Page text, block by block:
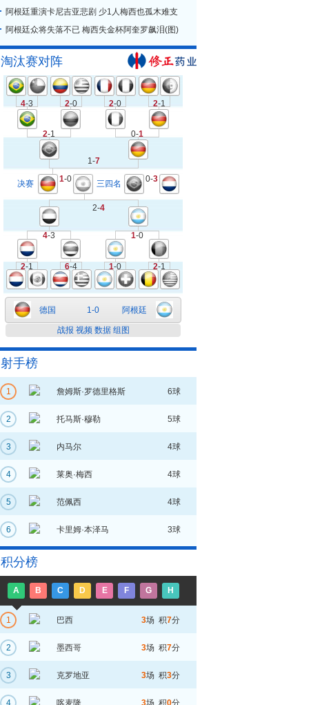
阿根廷重演卡尼吉亚悲剧 少1人梅西也孤木难支
阿根廷众将失落不已 梅西失金杯阿奎罗飙泪(图)
淘汰赛对阵
4-3 2-0 2-0 2-1
2-1 0-1
1-7
2-4
4-3 1-0
2-1 6-4 1-0 2-1
1-0 0-3
决赛 三四名
德国 1-0 阿根廷
战报 视频 数据 组图
射手榜
1 詹姆斯·罗德里格斯 6球
2 托马斯·穆勒 5球
3 内马尔 4球
4 莱奥·梅西 4球
5 范佩西 4球
6 卡里姆·本泽马 3球
积分榜
A B C D E F G H
1 巴西 3场 积7分
2 墨西哥 3场 积7分
3 克罗地亚 3场 积3分
4 喀麦隆 3场 积0分